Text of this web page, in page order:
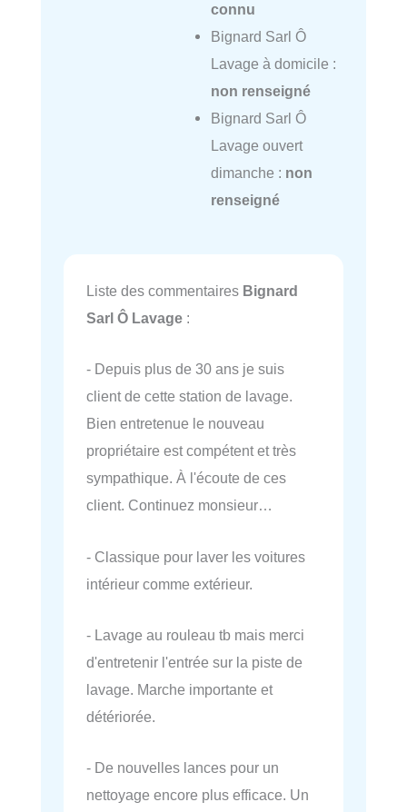
connu
Bignard Sarl Ô
Lavage à domicile :
non renseigné
Bignard Sarl Ô
Lavage ouvert
dimanche : non
renseigné
Liste des commentaires Bignard
Sarl Ô Lavage :
- Depuis plus de 30 ans je suis
client de cette station de lavage.
Bien entretenue le nouveau
propriétaire est compétent et très
sympathique. À l'écoute de ces
client. Continuez monsieur…
- Classique pour laver les voitures
intérieur comme extérieur.
- Lavage au rouleau tb mais merci
d'entretenir l'entrée sur la piste de
lavage. Marche importante et
détériorée.
- De nouvelles lances pour un
nettoyage encore plus efficace. Un